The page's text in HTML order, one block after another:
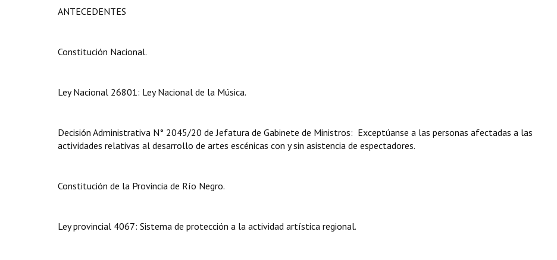
ANTECEDENTES
Constitución Nacional.
Ley Nacional 26801: Ley Nacional de la Música.
Decisión Administrativa N° 2045/20 de Jefatura de Gabinete de Ministros: Exceptúanse a las personas afectadas a las
actividades relativas al desarrollo de artes escénicas con y sin asistencia de espectadores.
Constitución de la Provincia de Río Negro.
Ley provincial 4067: Sistema de protección a la actividad artística regional.